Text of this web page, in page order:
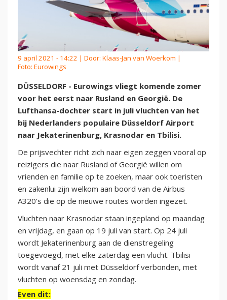
9 april 2021 - 14:22 | Door: Klaas-Jan van Woerkom |
Foto: Eurowings
DÜSSELDORF - Eurowings vliegt komende zomer
voor het eerst naar Rusland en Georgië. De
Lufthansa-dochter start in juli vluchten van het
bij Nederlanders populaire Düsseldorf Airport
naar Jekaterinenburg, Krasnodar en Tbilisi.
De prijsvechter richt zich naar eigen zeggen vooral op
reizigers die naar Rusland of Georgië willen om
vrienden en familie op te zoeken, maar ook toeristen
en zakenlui zijn welkom aan boord van de Airbus
A320’s die op de nieuwe routes worden ingezet.
Vluchten naar Krasnodar staan ingepland op maandag
en vrijdag, en gaan op 19 juli van start. Op 24 juli
wordt Jekaterinenburg aan de dienstregeling
toegevoegd, met elke zaterdag een vlucht. Tbilisi
wordt vanaf 21 juli met Düsseldorf verbonden, met
vluchten op woensdag en zondag.
Even dit: